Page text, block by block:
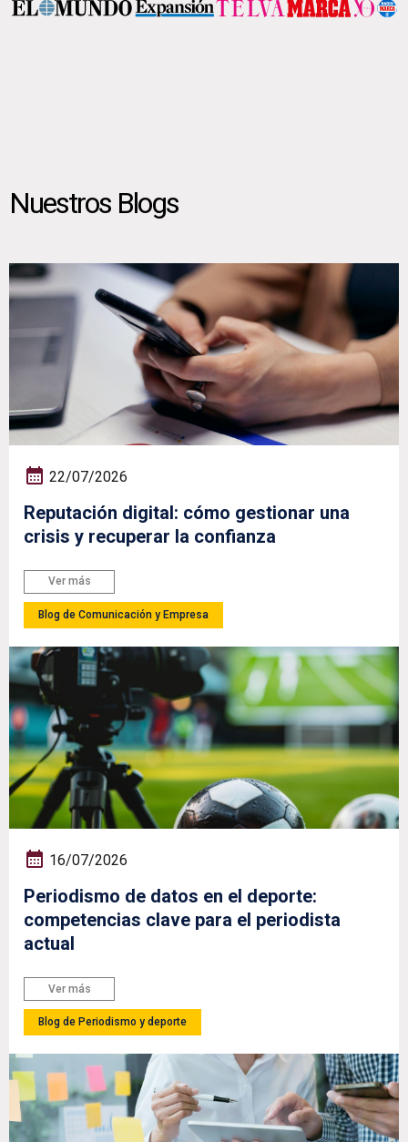
Nuestros Blogs
22/07/2026
Reputación digital: cómo gestionar una
crisis y recuperar la confianza
Ver más
Blog de Comunicación y Empresa
16/07/2026
Periodismo de datos en el deporte:
competencias clave para el periodista
actual
Ver más
Blog de Periodismo y deporte